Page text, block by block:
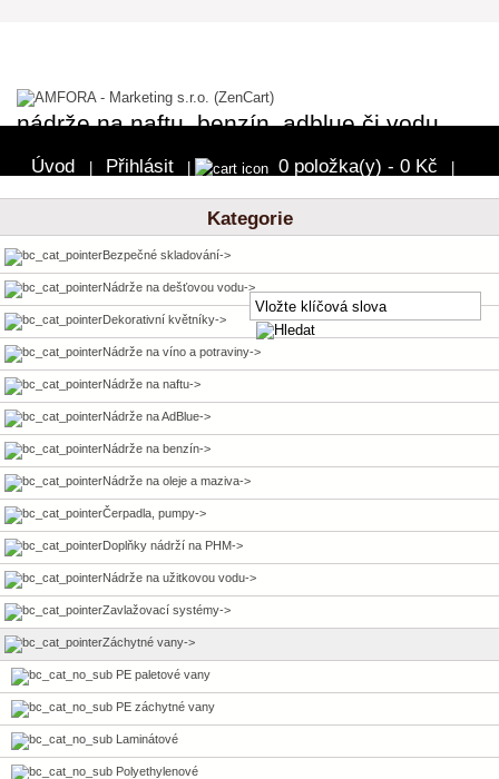
nádrže na naftu, benzín, adblue či vodu
Úvod Přihlásit 0 položka(y) - 0 Kč
Kategorie
Bezpečné skladování->
Nádrže na dešťovou vodu->
Dekorativní květníky->
Nádrže na víno a potraviny->
Nádrže na naftu->
Nádrže na AdBlue->
Nádrže na benzín->
Nádrže na oleje a maziva->
Čerpadla, pumpy->
Doplňky nádrží na PHM->
Nádrže na užitkovou vodu->
Zavlažovací systémy->
Záchytné vany->
PE paletové vany
PE záchytné vany
Laminátové
Polyethylenové